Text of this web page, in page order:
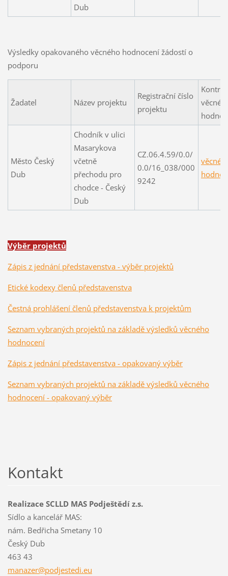
Dub
Výsledky opakovaného věcného hodnocení žádostí o
podporu
Žadatel Název projektu
Registrační číslo
projektu
Město Český
Dub
Chodník v ulici
Masarykova
včetně
přechodu pro
chodce - Český
Dub
CZ.06.4.59/0.0/
0.0/16_038/000
9242
věcné
Výběr projektů
Zápis z jednání představenstva - výběr projektů
Etické kodexy členů představenstva
Čestná prohlášení členů představenstva k projektům
Seznam vybraných projektů na základě výsledků věcného
hodnocení
Zápis z jednání představenstva - opakovaný výběr
Seznam vybraných projektů na základě výsledků věcného
hodnocení - opakovaný výběr
Kontakt
Realizace SCLLD MAS Podještědí z.s.
Sídlo a kancelář MAS:
nám. Bedřicha Smetany 10
Český Dub
463 43
manazer@podjestedi.eu